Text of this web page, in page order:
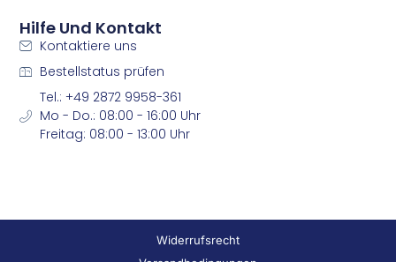
Hilfe Und Kontakt
Kontaktiere uns
Bestellstatus prüfen
Tel.: +49 2872 9958-361
Mo - Do.: 08:00 - 16:00 Uhr
Freitag: 08:00 - 13:00 Uhr
Widerrufsrecht